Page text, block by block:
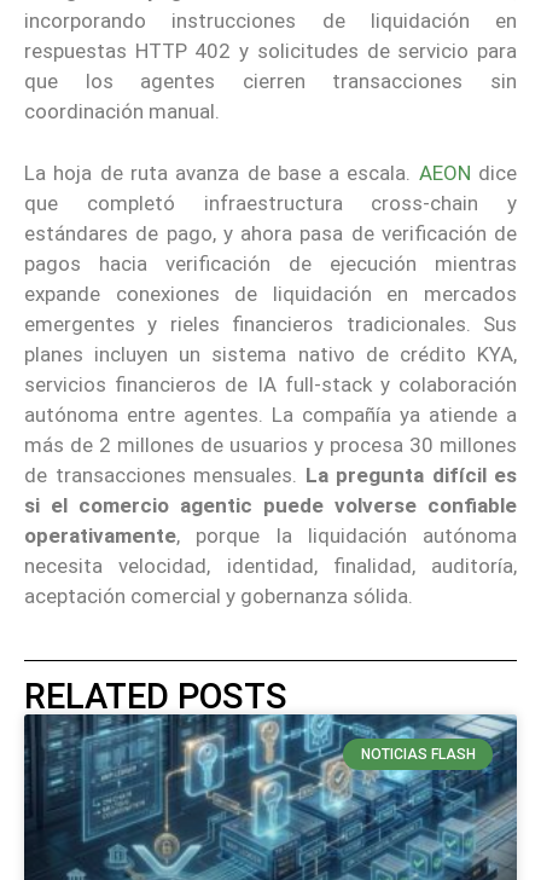
incorporando instrucciones de liquidación en
respuestas HTTP 402 y solicitudes de servicio para
que los agentes cierren transacciones sin
coordinación manual.
La hoja de ruta avanza de base a escala. AEON dice
que completó infraestructura cross-chain y
estándares de pago, y ahora pasa de verificación de
pagos hacia verificación de ejecución mientras
expande conexiones de liquidación en mercados
emergentes y rieles financieros tradicionales. Sus
planes incluyen un sistema nativo de crédito KYA,
servicios financieros de IA full-stack y colaboración
autónoma entre agentes. La compañía ya atiende a
más de 2 millones de usuarios y procesa 30 millones
de transacciones mensuales. La pregunta difícil es
si el comercio agentic puede volverse confiable
operativamente, porque la liquidación autónoma
necesita velocidad, identidad, finalidad, auditoría,
aceptación comercial y gobernanza sólida.
RELATED POSTS
NOTICIAS FLASH